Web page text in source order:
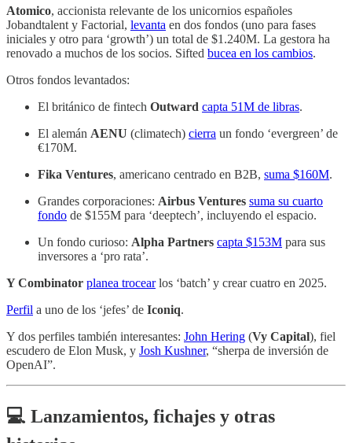
Atomico, accionista relevante de los unicornios españoles
Jobandtalent y Factorial, levanta en dos fondos (uno para fases
iniciales y otro para ‘growth’) un total de $1.240M. La gestora ha
renovado a muchos de los socios. Sifted bucea en los cambios.
Otros fondos levantados:
El británico de fintech Outward capta 51M de libras.
El alemán AENU (climatech) cierra un fondo ‘evergreen’ de
€170M.
Fika Ventures, americano centrado en B2B, suma $160M.
Grandes corporaciones: Airbus Ventures suma su cuarto
fondo de $155M para ‘deeptech’, incluyendo el espacio.
Un fondo curioso: Alpha Partners capta $153M para sus
inversores a ‘pro rata’.
Y Combinator planea trocearlos ‘batch’ y crear cuatro en 2025.
Perfil a uno de los ‘jefes’ de Iconiq.
Y dos perfiles también interesantes: John Hering (Vy Capital), fiel
escudero de Elon Musk, y Josh Kushner, “sherpa de inversión de
OpenAI”.
💻 Lanzamientos, fichajes y otras